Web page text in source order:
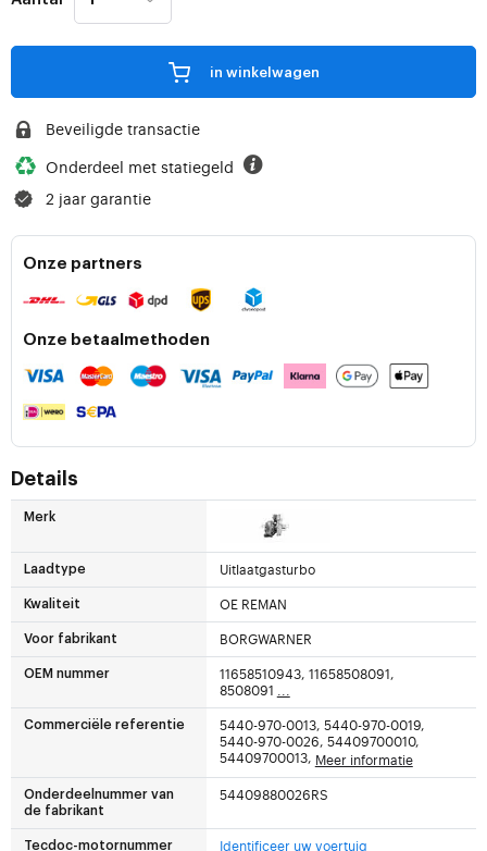
in winkelwagen
Beveiligde transactie
Onderdeel met statiegeld
2 jaar garantie
Onze partners
Onze betaalmethoden
Details
Merk
Laadtype Uitlaatgasturbo
Kwaliteit OE REMAN
Voor fabrikant BORGWARNER
OEM nummer
11658510943, 11658508091,
8508091 ...
Commerciële referentie
5440-970-0013, 5440-970-0019,
5440-970-0026, 54409700010,
54409700013, Meer informatie
Onderdeelnummer van
de fabrikant
54409880026RS
Tecdoc-motornummer Identificeer uw voertuig